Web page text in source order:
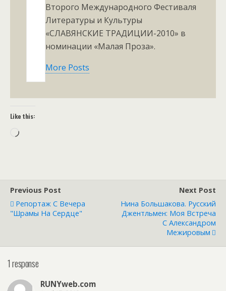
Второго Международного Фестиваля
Литературы и Культуры
«СЛАВЯНСКИЕ ТРАДИЦИИ-2010» в
номинации «Малая Проза».
More Posts
Like this:
Loading…
Previous Post
Репортаж С Вечера
"Шрамы На Сердце"
Next Post
Нина Большакова. Русский
Джентльмен: Моя Встреча
С Александром
Межировым
1 response
RUNYweb.com